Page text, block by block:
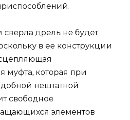
дрель не будет
в ее конструкции
муфта, которая при
нештатной
свободное
элементов